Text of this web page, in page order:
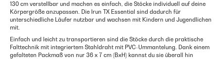
130 cm verstellbar und machen es einfach, die Stöcke individuell auf deine
Körpergröße anzupassen. Die Irun TX Essential sind dadurch für
unterschiedliche Läufer nutzbar und wachsen mit Kindern und Jugendlichen
mit.
Einfach und leicht zu transportieren sind die Stöcke durch die praktische
Falttechnik mit integriertem Stahldraht mit PVC-Ummantelung. Dank einem
gefalteten Packmaß von nur 36 x 7 cm (BxH) kannst du sie überall hin